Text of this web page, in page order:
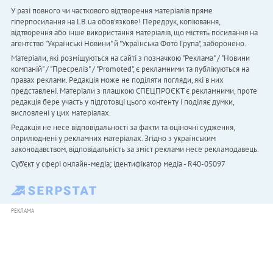
У разі повного чи часткового відтворення матеріалів пряме
гіперпосилання на LB.ua обов'язкове! Передрук, копіювання,
відтворення або інше використання матеріалів, що містять посилання на
агентство "Українськi Новини" й "Українська Фото Група", заборонено.
Матеріали, які розміщуються на сайті з позначкою "Реклама" / "Новини
компаній" / "Пресреліз" / "Promoted", є рекламними та публікуються на
правах реклами. Редакція може не поділяти погляди, які в них
представлені. Матеріали з плашкою СПЕЦПРОЄКТ є рекламними, проте
редакція бере участь у підготовці цього контенту і поділяє думки,
висловлені у цих матеріалах.
Редакція не несе відповідальності за факти та оціночні судження,
оприлюднені у рекламних матеріалах. Згідно з українським
законодавством, відповідальність за зміст реклами несе рекламодавець.
Cуб'єкт у сфері онлайн-медіа; ідентифікатор медіа - R40-05097
РЕКЛАМА